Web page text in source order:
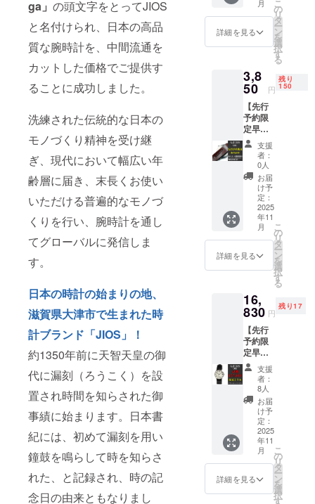
ga」 の頭文字をとってJIOS
と名付けられ、日本の高品
質な腕時計を、中間流通を
カットした価格でご提供す
ることに成功しました。
洗練された伝統的な日本の
モノづくり精神を受け継
ぎ、現代において幅広い年
齢層に届き、末長くお使い
いただける普遍的なモノづ
くりを行い、腕時計を通し
てグローバルに発信しま
す。
日本の時計の始まりの地、
滋賀県大津市で生まれた時
計ブランド「JIOS」！
約1350年前に天智天皇の御
代に漏刻（ろうこく）を設
置され時間を知らされた御
事績に始まります。日本書
紀には、初めて漏刻を用い
鐘鼓を鳴らして時を知らさ
れた、と記録され、時の記
念日の由来ともなりまし
する会社、
ブランドを
F 一般
予定販
売価格
5,500円
料込）
→
3,850円
（税
込・送
料込）
【ご注
意】腕
時計を
ご購入
の方の
み購入
いただ
けま
す。 名
入れ単
品での
※備考欄
にご希
字をご
入力く
ださい
ませ 裏
ぶたに
記念日
や名前
など自
由に刻
印する
ことが
可能で
す。 例
「Mako
「2022.
月
詳細を見る
こ
の
リ
タ
ー
ン
を
選
択
す
る
3,8
50 円
残り
150
【先行
予約限
定早割
30％OF
F】栃木
レザー
革ベル
ト裏側
フリー
刻印 先
行予約
限定早
割
30％OF
F 一般
5,500円
（税
込・送
料込）
→
3,850円
（税
込・送
料込）
【ご注
意】腕
時計を
ご購入
の方の
み購入
いただ
けま
支援
者：
0人
お届
け予
定：
2025
年11
月
詳細を見る
こ
の
リ
タ
ー
ン
を
選
択
す
る
16,
830 円
残り17
【先行
予約限
定早割
15％オ
フ】限
定25
本！ス
モール
セコン
ド 日本
製腕時
計 ブ
ラック×
ベー
ジュ
支援
者：
8人
お届
け予
定：
2025
年11
月
詳細を見る
こ
の
リ
タ
ー
ン
を
選
択
す